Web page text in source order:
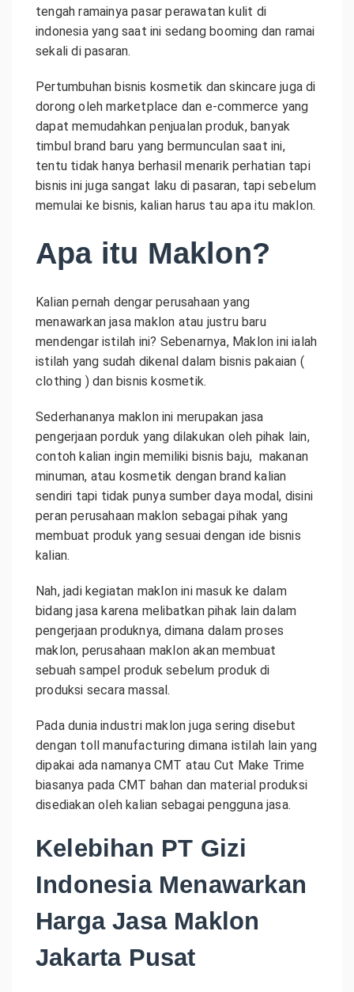
tengah ramainya pasar perawatan kulit di
indonesia yang saat ini sedang booming dan ramai
sekali di pasaran.
Pertumbuhan bisnis kosmetik dan skincare juga di
dorong oleh marketplace dan e-commerce yang
dapat memudahkan penjualan produk, banyak
timbul brand baru yang bermunculan saat ini,
tentu tidak hanya berhasil menarik perhatian tapi
bisnis ini juga sangat laku di pasaran, tapi sebelum
memulai ke bisnis, kalian harus tau apa itu maklon.
Apa itu Maklon?
Kalian pernah dengar perusahaan yang
menawarkan jasa maklon atau justru baru
mendengar istilah ini? Sebenarnya, Maklon ini ialah
istilah yang sudah dikenal dalam bisnis pakaian (
clothing ) dan bisnis kosmetik.
Sederhananya maklon ini merupakan jasa
pengerjaan porduk yang dilakukan oleh pihak lain,
contoh kalian ingin memiliki bisnis baju, makanan
minuman, atau kosmetik dengan brand kalian
sendiri tapi tidak punya sumber daya modal, disini
peran perusahaan maklon sebagai pihak yang
membuat produk yang sesuai dengan ide bisnis
kalian.
Nah, jadi kegiatan maklon ini masuk ke dalam
bidang jasa karena melibatkan pihak lain dalam
pengerjaan produknya, dimana dalam proses
maklon, perusahaan maklon akan membuat
sebuah sampel produk sebelum produk di
produksi secara massal.
Pada dunia industri maklon juga sering disebut
dengan toll manufacturing dimana istilah lain yang
dipakai ada namanya CMT atau Cut Make Trime
biasanya pada CMT bahan dan material produksi
disediakan oleh kalian sebagai pengguna jasa.
Kelebihan PT Gizi
Indonesia Menawarkan
Harga Jasa Maklon
Jakarta Pusat